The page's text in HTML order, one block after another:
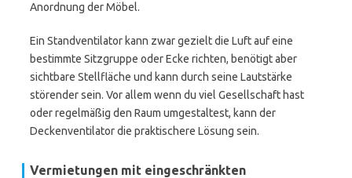
Anordnung der Möbel.
Ein Standventilator kann zwar gezielt die Luft auf eine
bestimmte Sitzgruppe oder Ecke richten, benötigt aber
sichtbare Stellfläche und kann durch seine Lautstärke
störender sein. Vor allem wenn du viel Gesellschaft hast
oder regelmäßig den Raum umgestaltest, kann der
Deckenventilator die praktischere Lösung sein.
Vermietungen mit eingeschränkten